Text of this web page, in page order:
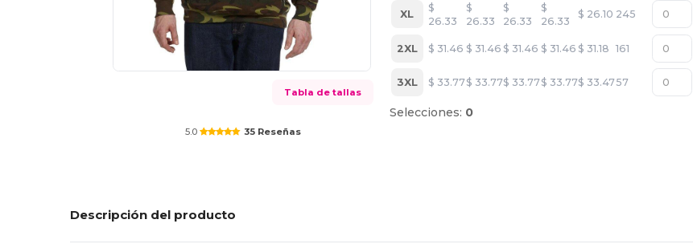
Tabla de tallas
5.0 35 Reseñas
XL
$
26.33
$
26.33
$
26.33
$
26.33
$ 26.10 245
2XL $ 31.46 $ 31.46 $ 31.46 $ 31.46 $ 31.18 161
3XL $ 33.77$ 33.77$ 33.77$ 33.77$ 33.4757
Selecciones: 0
Descripción del producto